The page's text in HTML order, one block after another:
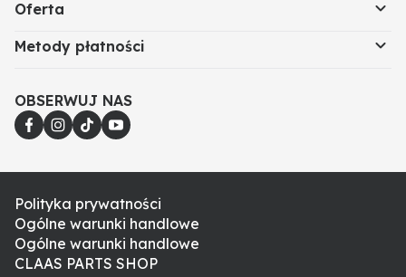
Oferta
Metody płatności
OBSERWUJ NAS
Polityka prywatności
Ogólne warunki handlowe
Ogólne warunki handlowe
CLAAS PARTS SHOP